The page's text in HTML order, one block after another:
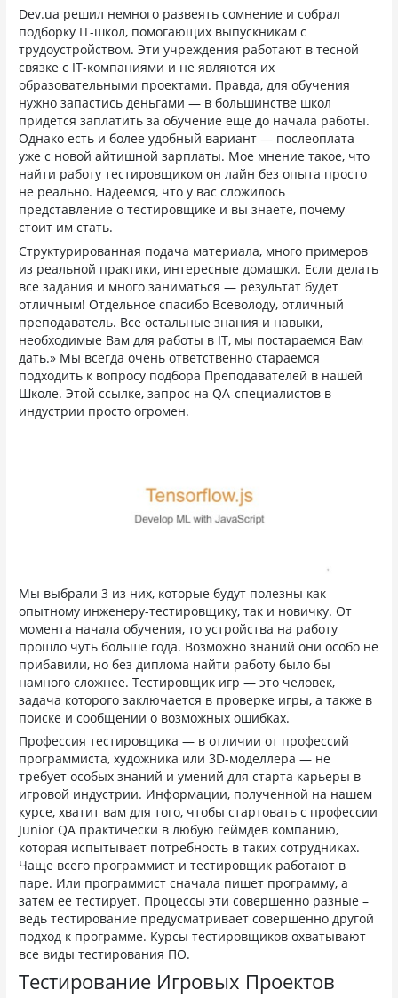
Dev.ua решил немного развеять сомнение и собрал
подборку IT-школ, помогающих выпускникам с
трудоустройством. Эти учреждения работают в тесной
связке с IT-компаниями и не являются их
образовательными проектами. Правда, для обучения
нужно запастись деньгами — в большинстве школ
придется заплатить за обучение еще до начала работы.
Однако есть и более удобный вариант — послеоплата
уже с новой айтишной зарплаты. Мое мнение такое, что
найти работу тестировщиком он лайн без опыта просто
не реально. Надеемся, что у вас сложилось
представление о тестировщике и вы знаете, почему
стоит им стать.
Структурированная подача материала, много примеров
из реальной практики, интересные домашки. Если делать
все задания и много заниматься — результат будет
отличным! Отдельное спасибо Всеволоду, отличный
преподаватель. Все остальные знания и навыки,
необходимые Вам для работы в IT, мы постараемся Вам
дать.» Мы всегда очень ответственно стараемся
подходить к вопросу подбора Преподавателей в нашей
Школе. Этой ссылке, запрос на QA-специалистов в
индустрии просто огромен.
Мы выбрали 3 из них, которые будут полезны как
опытному инженеру-тестировщику, так и новичку. От
момента начала обучения, то устройства на работу
прошло чуть больше года. Возможно знаний они особо не
прибавили, но без диплома найти работу было бы
намного сложнее. Тестировщик игр — это человек,
задача которого заключается в проверке игры, а также в
поиске и сообщении о возможных ошибках.
Профессия тестировщика — в отличии от профессий
программиста, художника или 3D-моделлера — не
требует особых знаний и умений для старта карьеры в
игровой индустрии. Информации, полученной на нашем
курсе, хватит вам для того, чтобы стартовать с профессии
Junior QA практически в любую геймдев компанию,
которая испытывает потребность в таких сотрудниках.
Чаще всего программист и тестировщик работают в
паре. Или программист сначала пишет программу, а
затем ее тестирует. Процессы эти совершенно разные –
ведь тестирование предусматривает совершенно другой
подход к программе. Курсы тестировщиков охватывают
все виды тестирования ПО.
Тестирование Игровых Проектов